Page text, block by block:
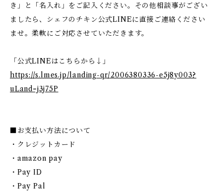
き」と「名入れ」をご記入ください。その他相談事がござい
ましたら、シェフのチキン公式LINEに直接ご連絡ください
ませ。柔軟にご対応させていただきます。
「公式LINEはこちらから↓」
https://s.lmes.jp/landing-qr/2006380336-e5j8y003?
uLand=j3j75P
■お支払い方法について
・クレジットカード
・amazon pay
・Pay ID
・Pay Pal